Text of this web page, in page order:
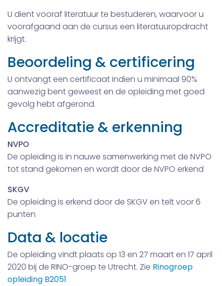
U dient vooraf literatuur te bestuderen, waarvoor u
voorafgaand aan de cursus een literatuuropdracht
krijgt.
Beoordeling & certificering
U ontvangt een certificaat indien u minimaal 90%
aanwezig bent geweest en de opleiding met goed
gevolg hebt afgerond.
Accreditatie & erkenning
NVPO
De opleiding is in nauwe samenwerking met de NVPO
tot stand gekomen en wordt door de NVPO erkend
SKGV
De opleiding is erkend door de SKGV en telt voor 6
punten
Data & locatie
De opleiding vindt plaats op 13 en 27 maart en 17 april
2020 bij de RINO-groep te Utrecht. Zie Rinogroep
opleiding B2051